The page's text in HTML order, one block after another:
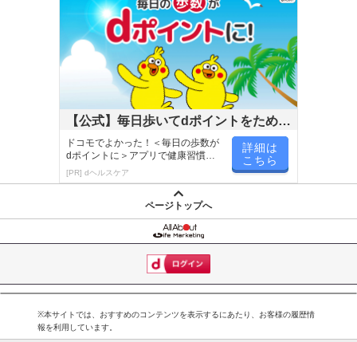
【賞味・消費期限のある商品について】
商品到着時点でのお日持ち期間は、配送日数などにより異なります
のでご了承ください。
【キャンセルについて】
※お申込み後のキャンセルはお受けできません。
記載されている内容を必ずご確認いただき、お届けする商品セット
にご納得いただきましたうえでお申し込みください。
※パッケージ変更や商品リニューアル（成分など含む）等により、
参考の掲載画像や画像内のバーコードなど、お届け商品と多少異な
また、[新たな加工食品の原料原産地表示制度]の経過措置期間の終
了により、商品詳細内に記載の原産国・原材料の表記が旧表記の場
あらかじめご了承いただいた上でお申込みください。なお、本理由
によるお申込み後のキャンセル・返品交換は対応いたしかねます。
【お支払いについて】
【公式】毎日歩いてdポイントをためよ
う！
ドコモでよかった！＜毎日の歩数が
dポイントに＞アプリで健康習慣が
楽しく続く！
[PR] dヘルスケア
詳細は
こちら
ページトップへ
※本サイトでは、おすすめのコンテンツを表示するにあたり、お客様の履歴情
報を利用しています。